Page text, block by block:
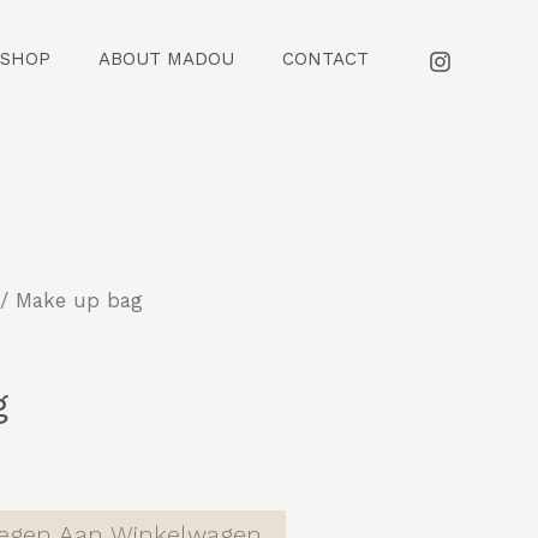
SHOP ABOUT MADOU CONTACT
Make up bag